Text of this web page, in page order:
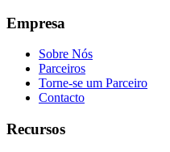
Empresa
Sobre Nós
Parceiros
Torne-se um Parceiro
Contacto
Recursos